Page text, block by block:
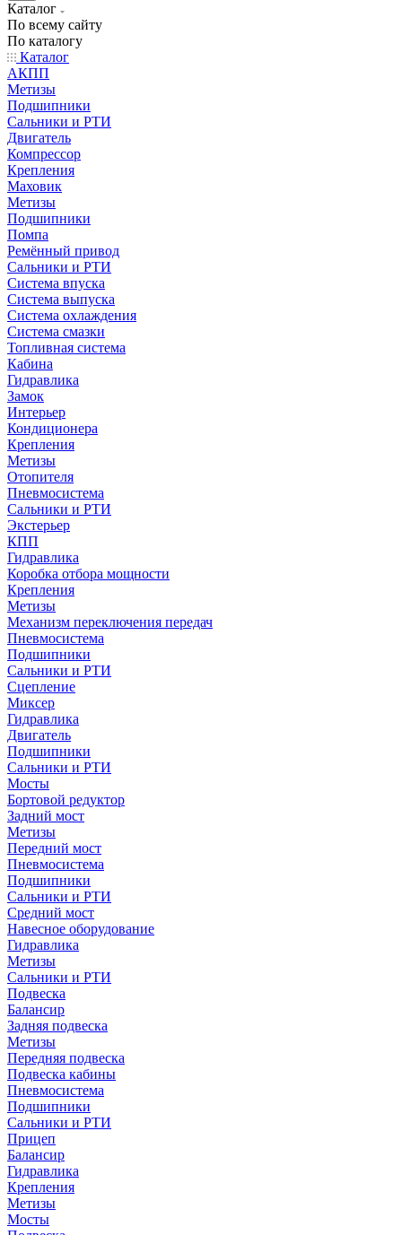
Каталог
По всему сайту
По каталогу
Каталог
АКПП
Метизы
Подшипники
Сальники и РТИ
Двигатель
Компрессор
Крепления
Маховик
Метизы
Подшипники
Помпа
Ремённый привод
Сальники и РТИ
Система впуска
Система выпуска
Система охлаждения
Система смазки
Топливная система
Кабина
Гидравлика
Замок
Интерьер
Кондиционера
Крепления
Метизы
Отопителя
Пневмосистема
Сальники и РТИ
Экстерьер
КПП
Гидравлика
Коробка отбора мощности
Крепления
Метизы
Механизм переключения передач
Пневмосистема
Подшипники
Сальники и РТИ
Сцепление
Миксер
Гидравлика
Двигатель
Подшипники
Сальники и РТИ
Мосты
Бортовой редуктор
Задний мост
Метизы
Передний мост
Пневмосистема
Подшипники
Сальники и РТИ
Средний мост
Навесное оборудование
Гидравлика
Метизы
Сальники и РТИ
Подвеска
Балансир
Задняя подвеска
Метизы
Передняя подвеска
Подвеска кабины
Пневмосистема
Подшипники
Сальники и РТИ
Прицеп
Балансир
Гидравлика
Крепления
Метизы
Мосты